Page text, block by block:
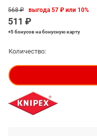
568 ₽
511 ₽
выгода57 ₽ или 10%
+5 бонусовна бонусную карту
Количество: